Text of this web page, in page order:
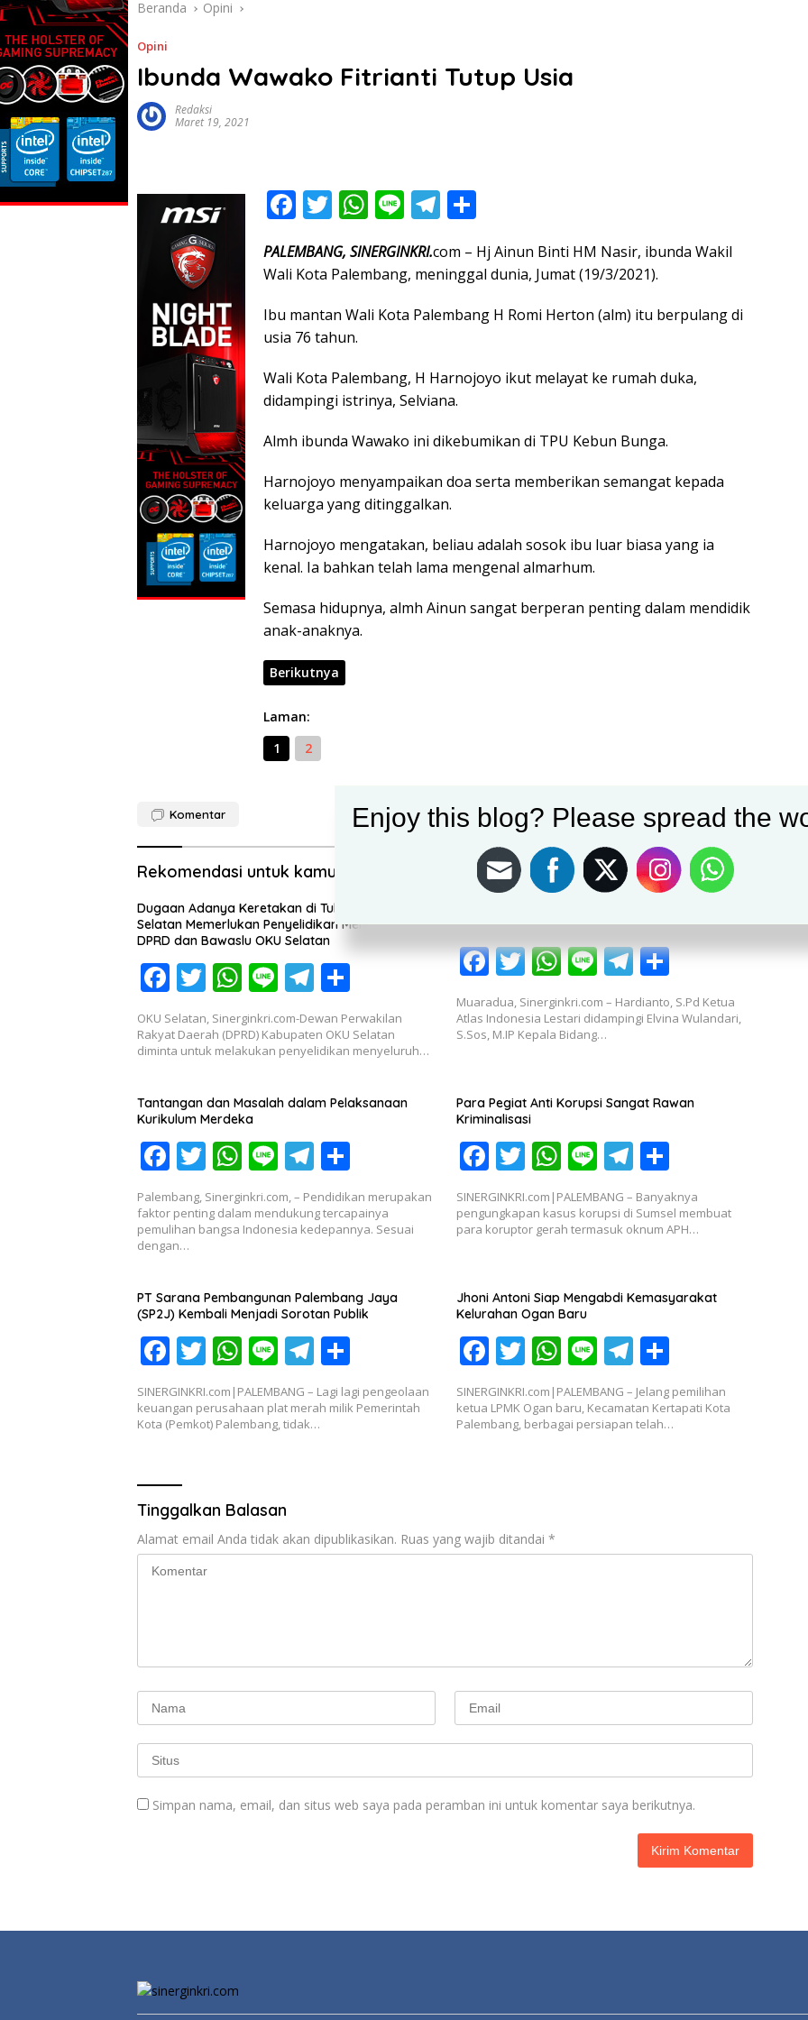
Beranda Opini
Opini
Ibunda Wawako Fitrianti Tutup Usia
Redaksi
Maret 19, 2021
F
e
b
o
o
k
T
itt
er
W
at
s
A
p
Li
e
T
e
gr
a
ar
e
PALEMBANG, SINERGINKRI.com – Hj Ainun Binti HM Nasir, ibunda Wakil
Wali Kota Palembang, meninggal dunia, Jumat (19/3/2021).
Ibu mantan Wali Kota Palembang H Romi Herton (alm) itu berpulang di
usia 76 tahun.
Wali Kota Palembang, H Harnojoyo ikut melayat ke rumah duka,
didampingi istrinya, Selviana.
Almh ibunda Wawako ini dikebumikan di TPU Kebun Bunga.
Harnojoyo menyampaikan doa serta memberikan semangat kepada
keluarga yang ditinggalkan.
Harnojoyo mengatakan, beliau adalah sosok ibu luar biasa yang ia
kenal. Ia bahkan telah lama mengenal almarhum.
Semasa hidupnya, almh Ainun sangat berperan penting dalam mendidik
anak-anaknya.
Berikutnya
Laman:
1
2
Komentar
Rekomendasi untuk kamu
Dugaan Adanya Keretakan di Tubuh KPU OKU
Selatan Memerlukan Penyelidikan Mendalam oleh
DPRD dan Bawaslu OKU Selatan
F
ac
e
b
o
o
k
T
w
itt
er
W
h
at
s
A
p
p
Li
n
e
T
el
e
gr
a
h
ar
e
OKU Selatan, Sinerginkri.com-Dewan Perwakilan
Rakyat Daerah (DPRD) Kabupaten OKU Selatan
diminta untuk melakukan penyelidikan menyeluruh…
Selingkuh Peka Terhadap Bencana Alam
F
ac
e
b
o
k
T
w
itt
er
W
h
at
s
p
p
Li
n
e
T
el
e
m
S
h
ar
Muaradua, Sinerginkri.com – Hardianto, S.Pd Ketua
Atlas Indonesia Lestari didampingi Elvina Wulandari,
S.Sos, M.IP Kepala Bidang…
Tantangan dan Masalah dalam Pelaksanaan
Kurikulum Merdeka
F
ac
e
b
o
k
T
w
itt
er
W
h
at
s
p
p
Li
n
e
T
el
e
gr
m
h
ar
e
Palembang, Sinerginkri.com, – Pendidikan merupakan
faktor penting dalam mendukung tercapainya
pemulihan bangsa Indonesia kedepannya. Sesuai
dengan…
Para Pegiat Anti Korupsi Sangat Rawan
Kriminalisasi
F
ac
e
b
o
k
T
w
itt
er
W
h
at
s
p
p
Li
n
e
T
el
e
gr
m
S
h
ar
e
SINERGINKRI.com|PALEMBANG – Banyaknya
pengungkapan kasus korupsi di Sumsel membuat
para koruptor gerah termasuk oknum APH…
PT Sarana Pembangunan Palembang Jaya
(SP2J) Kembali Menjadi Sorotan Publik
F
ac
e
b
o
k
T
w
itt
er
W
h
at
s
p
p
Li
n
e
T
el
e
gr
h
ar
SINERGINKRI.com|PALEMBANG – Lagi lagi pengeolaan
keuangan perusahaan plat merah milik Pemerintah
Kota (Pemkot) Palembang, tidak…
Jhoni Antoni Siap Mengabdi Kemasyarakat
Kelurahan Ogan Baru
F
ac
e
b
k
T
w
itt
er
W
h
at
s
Li
n
e
T
el
e
gr
S
h
ar
e
SINERGINKRI.com|PALEMBANG – Jelang pemilihan
ketua LPMK Ogan baru, Kecamatan Kertapati Kota
Palembang, berbagai persiapan telah…
Tinggalkan Balasan
Alamat email Anda tidak akan dipublikasikan. Ruas yang wajib ditandai *
Simpan nama, email, dan situs web saya pada peramban ini untuk komentar saya berikutnya.
Enjoy this blog? Please spread the